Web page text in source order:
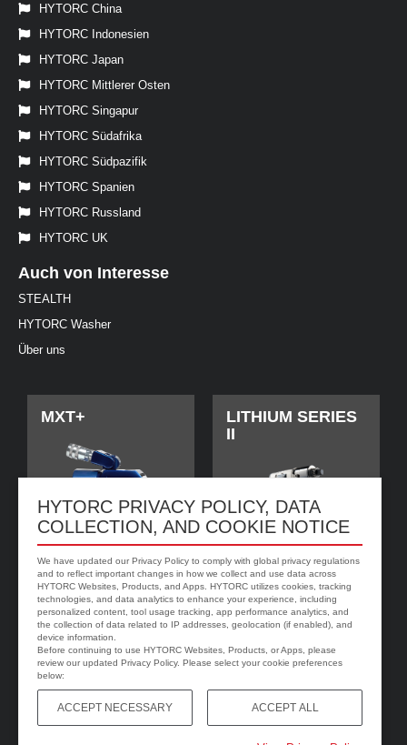
HYTORC PRIVACY POLICY, DATA
COLLECTION, AND COOKIE NOTICE
We have updated our Privacy Policy to comply with global privacy regulations
and to reflect important changes in how we collect and use data across
HYTORC Websites, Products, and Apps. HYTORC utilizes cookies, tracking
technologies, and data analytics to enhance your experience, including
personalized content, tool usage tracking, app performance analytics, and
the collection of data related to IP addresses, geolocation (if enabled), and
device information.
Before continuing to use HYTORC Websites, Products, or Apps, please
review our updated Privacy Policy. Please select your cookie preferences
below:
ACCEPT NECESSARY ACCEPT ALL
HYTORC China
HYTORC Indonesien
HYTORC Japan
HYTORC Mittlerer Osten
HYTORC Singapur
HYTORC Südafrika
HYTORC Südpazifik
HYTORC Spanien
HYTORC Russland
HYTORC UK
Auch von Interesse
STEALTH
HYTORC Washer
Über uns
MXT+
LITHIUM SERIES
II
jGun DIGITAL HYTORC Washer